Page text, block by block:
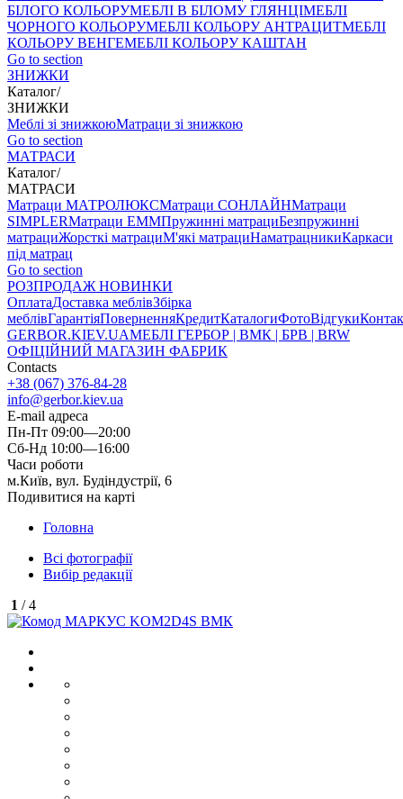
БІЛОГО КОЛЬОРУМЕБЛІ В БІЛОМУ ГЛЯНЦІМЕБЛІ
ЧОРНОГО КОЛЬОРУМЕБЛІ КОЛЬОРУ АНТРАЦИТМЕБЛІ
КОЛЬОРУ ВЕНГЕМЕБЛІ КОЛЬОРУ КАШТАН
Go to section
ЗНИЖКИ
Каталог/
ЗНИЖКИ
Меблі зі знижкоюМатраци зі знижкою
Go to section
МАТРАСИ
Каталог/
МАТРАСИ
Матраци МАТРОЛЮКСМатраци СОНЛАЙНМатраци
SIMPLERМатраци ЕММПружинні матрациБезпружинні
матрациЖорсткі матрациМ'які матрациНаматрацникиКаркаси
під матрац
Go to section
РОЗПРОДАЖ НОВИНКИ
ОплатаДоставка меблівЗбірка
меблівГарантіяПоверненняКредитКаталогиФотоВідгуки
GERBOR.KIEV.UAМЕБЛI ГЕРБОР | ВМК | БРВ | BRW
ОФІЦІЙНИЙ МАГАЗИН ФАБРИК
Contacts
+38 (067) 376-84-28
info@gerbor.kiev.ua
E-mail адреса
Пн-Пт 09:00—20:00
Сб-Нд 10:00—16:00
Часи роботи
м.Київ, вул. Будіндустрії, 6
Подивитися на карті
Головна
Всі фотографії
Вибір редакції
1 / 4